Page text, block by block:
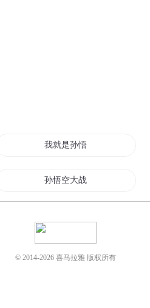
我就是孙悟空
孙悟空大战牛魔王
© 2014-2026 喜马拉雅 版权所有